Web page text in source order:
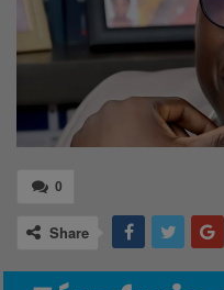
0
Share